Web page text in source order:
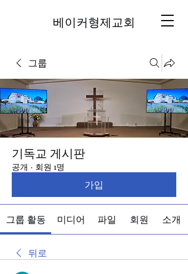
베이커형제교회
그룹
기독교 게시판
공개 · 회원 1명
가입
그룹 활동 미디어 파일 회원 소개
뒤로